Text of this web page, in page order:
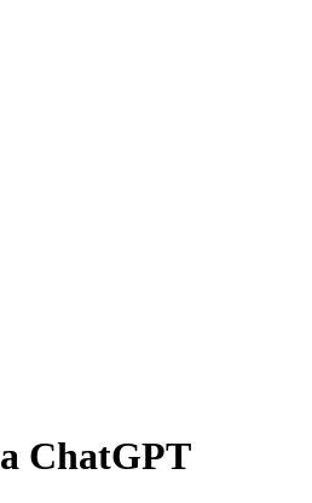
ChatGPT